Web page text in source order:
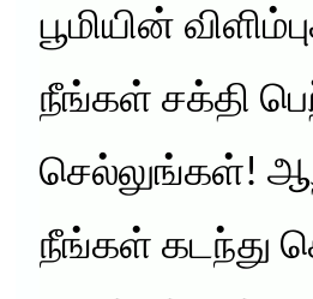
பூமியின்
நீங்கள் சக்தி
செல்லுங்கள்!
நீங்கள் கடந்து